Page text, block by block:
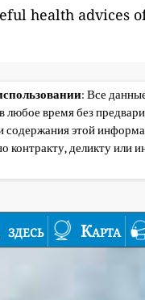
health advices
: Все
любое время без
содержания этой
контракту, деликту
здесь Карта